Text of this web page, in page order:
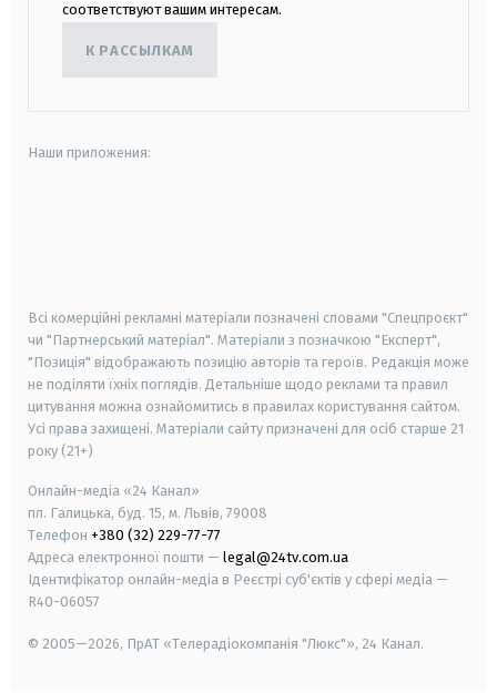
соответствуют вашим интересам.
К РАССЫЛКАМ
Наши приложения:
Всі комерційні рекламні матеріали позначені словами "Спецпроєкт"
чи "Партнерський матеріал". Матеріали з позначкою "Експерт",
"Позиція" відображають позицію авторів та героїв. Редакція може
не поділяти їхніх поглядів. Детальніше щодо реклами та правил
цитування можна ознайомитись в правилах користування сайтом.
Усі права захищені. Матеріали сайту призначені для осіб старше 21
року (21+)
Онлайн-медіа «24 Канал»
пл. Галицька, буд. 15, м. Львів, 79008
Телефон +380 (32) 229-77-77
Адреса електронної пошти — legal@24tv.com.ua
Ідентифікатор онлайн-медіа в Реєстрі суб'єктів у сфері медіа —
R40-06057
© 2005—2026, ПрАТ «Телерадіокомпанія "Люкс"», 24 Канал.